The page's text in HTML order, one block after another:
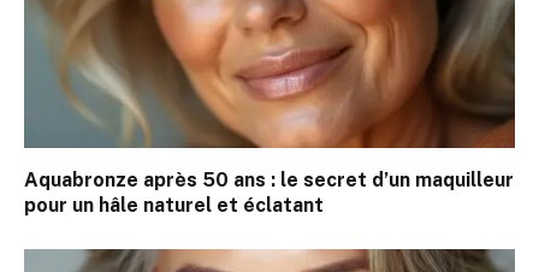
Aquabronze après 50 ans : le secret d’un maquilleur
pour un hâle naturel et éclatant